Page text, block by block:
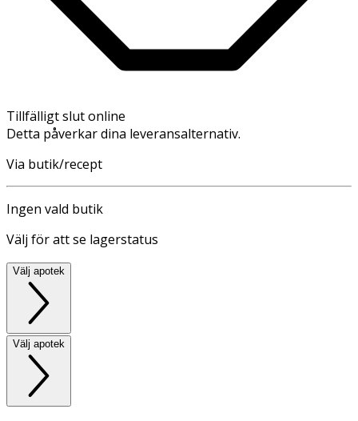
Tillfälligt slut online
Detta påverkar dina leveransalternativ.
Via butik/recept
Ingen vald butik
Välj för att se lagerstatus
Välj apotek
Välj apotek